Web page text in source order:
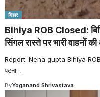
बिहार
Bihiya ROB Closed:
सिंगल रास्ते पर भारी वाहनों
Report: Neha gupta Bihiya ROB
पटना…
ByYoganand Shrivastava